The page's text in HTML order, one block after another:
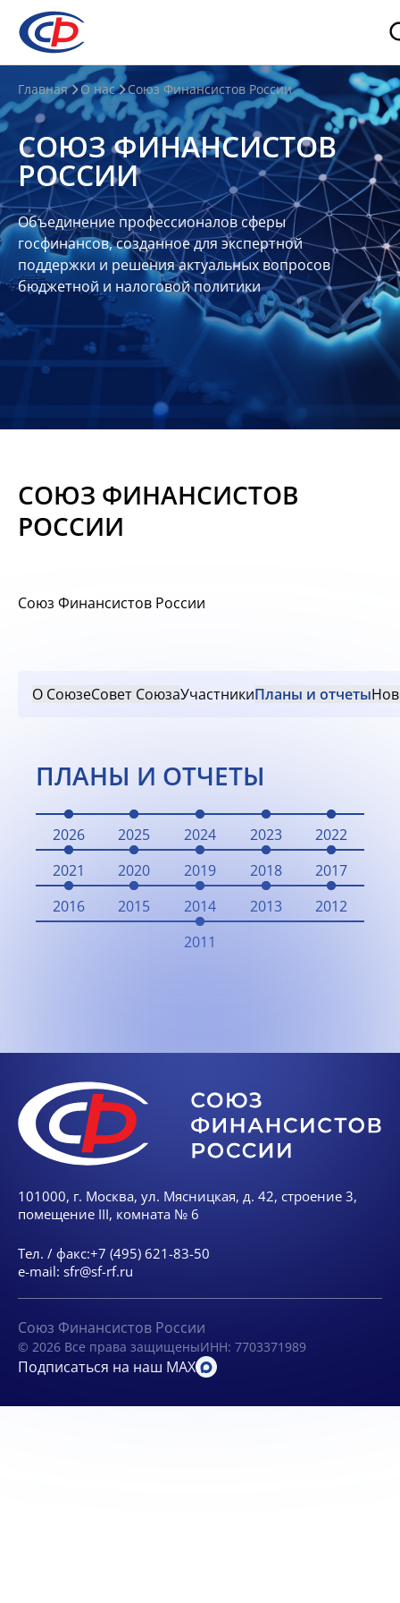
О
нас
О
СФР
Совет
Союза
Участники
Планы
отчеты
Контакты
Материалы
Главная О нас Союз Финансистов России
СОЮЗ ФИНАНСИСТОВ
РОССИИ
Объединение профессионалов сферы
госфинансов, созданное для экспертной
поддержки и решения актуальных вопросов
бюджетной и налоговой политики
СОЮЗ ФИНАНСИСТОВ
РОССИИ
Союз Финансистов России
О СоюзеСовет СоюзаУчастникиПланы и отчеты
ПЛАНЫ И ОТЧЕТЫ
2026 2025 2024 2023
2022
2021
2020 2019 2018
2017
2016
2015 2014 2013
2012
2011
101000, г. Москва, ул. Мясницкая, д. 42, строение 3,
помещение III, комната № 6
Тел. / факс:+7 (495) 621-83-50
e-mail: sfr@sf-rf.ru
Союз Финансистов России
© 2026 Все права защищеныИНН: 7703371989
Подписаться на наш MAX